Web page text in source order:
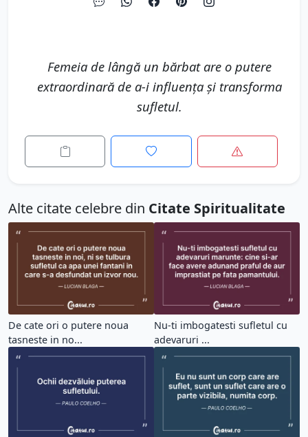
Femeia de lângă un bărbat are o putere
extraordinară de a-i influența și transforma
sufletul.
Alte citate celebre din Citate Spiritualitate
De cate ori o putere noua
tasneste in no...
Nu-ti imbogatesti sufletul cu
adevaruri ...